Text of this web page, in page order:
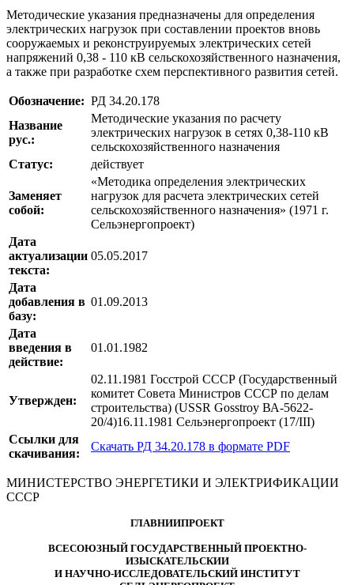
Методические указания предназначены для определения
электрических нагрузок при составлении проектов вновь
сооружаемых и реконструируемых электрических сетей
напряжений 0,38 - 110 кВ сельскохозяйственного назначения,
а также при разработке схем перспективного развития сетей.
Обозначение: РД 34.20.178
Название
рус.:
Методические указания по расчету
электрических нагрузок в сетях 0,38-110 кВ
сельскохозяйственного назначения
Статус:
действует
Заменяет
собой:
«Методика определения электрических
нагрузок для расчета электрических сетей
сельскохозяйственного назначения» (1971 г.
Сельэнергопроект)
Дата
актуализации
текста:
05.05.2017
Дата
добавления в
базу:
01.09.2013
Дата
введения в
действие:
01.01.1982
Утвержден:
02.11.1981 Госстрой СССР (Государственный
комитет Совета Министров СССР по делам
строительства) (USSR Gosstroy ВА-5622-
20/4)16.11.1981 Сельэнергопроект (17/III)
Ссылки для
скачивания:
Скачать РД 34.20.178 в формате PDF
МИНИСТЕРСТВО ЭНЕРГЕТИКИ И ЭЛЕКТРИФИКАЦИИ
СССР
ГЛАВНИИПРОЕКТ
ВСЕСОЮЗНЫЙ ГОСУДАРСТВЕННЫЙ ПРОЕКТНО-
ИЗЫСКАТЕЛЬСКИИ
И НАУЧНО-ИССЛЕДОВАТЕЛЬСКИЙ ИНСТИТУТ